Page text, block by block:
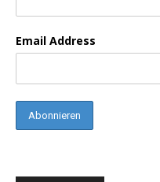
Email Address